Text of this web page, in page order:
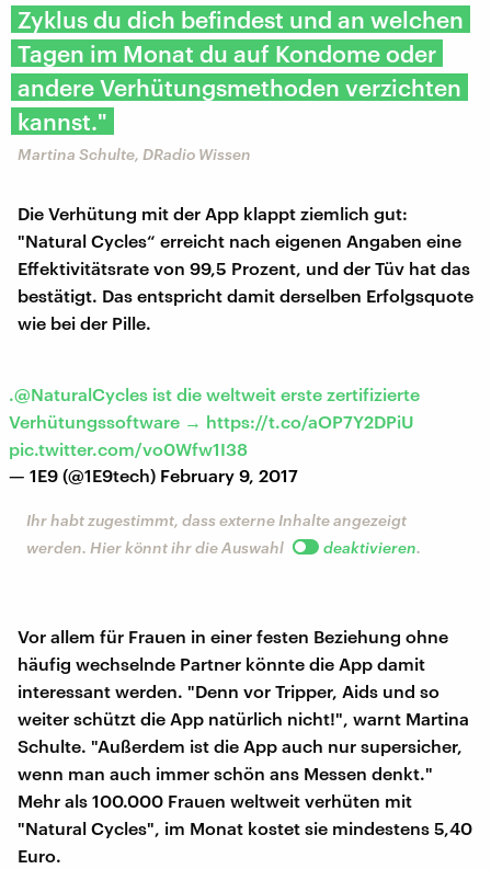
Zyklus du dich befindest und an welchen
Tagen im Monat du auf Kondome oder
andere Verhütungsmethoden verzichten
kannst."
Martina Schulte, DRadio Wissen
Die Verhütung mit der App klappt ziemlich gut:
"Natural Cycles“ erreicht nach eigenen Angaben eine
Effektivitätsrate von 99,5 Prozent, und der Tüv hat das
bestätigt. Das entspricht damit derselben Erfolgsquote
wie bei der Pille.
.@NaturalCycles ist die weltweit erste zertifizierte
Verhütungssoftware → https://t.co/aOP7Y2DPiU
pic.twitter.com/vo0Wfw1I38
— 1E9 (@1E9tech) February 9, 2017
Ihr habt zugestimmt, dass externe Inhalte angezeigt
werden. Hier könnt ihr die Auswahl
deaktivieren.
Vor allem für Frauen in einer festen Beziehung ohne
häufig wechselnde Partner könnte die App damit
interessant werden. "Denn vor Tripper, Aids und so
weiter schützt die App natürlich nicht!", warnt Martina
Schulte. "Außerdem ist die App auch nur supersicher,
wenn man auch immer schön ans Messen denkt."
Mehr als 100.000 Frauen weltweit verhüten mit
"Natural Cycles", im Monat kostet sie mindestens 5,40
Euro.